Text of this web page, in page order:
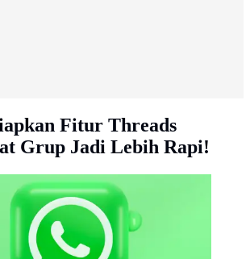
Fitur Threads
Grup Jadi Lebih Rapi!